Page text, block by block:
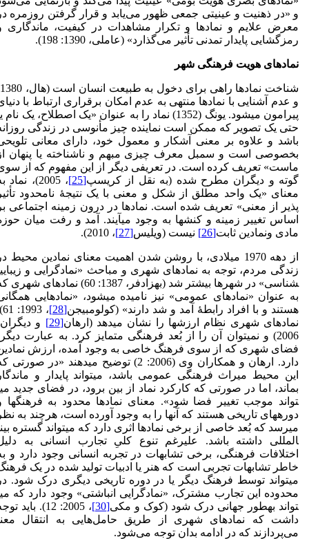
و «در ذهنیت و عینیتی جمعی ظهور می‌یابد و قرار گرفتن روزمره
معرض علایم و نمادها و تکرار مشاهدات در کیفیت، ماندگاری
رمزگشایی پایدار تمدنی تأثیر می‌گذارد» (عاملی، 1390: 198).
نمادهای هویت فرهنگی شهر
و عدم آشنایی با نمادها منتهی به عدم امکان برقراری ارتباط با
پیرامون می­شود. یونگ (1352) نماد را به عنوان «یک اصطلاح، یک نام
حتی یک تصویر که ممکن است نماینده چیز مأنوسی در زندگی
باشد و علاوه بر معنی آشکار و معمول خود، دارای معانی
بخصوصی است و سمبل معرف چیزی مبهم و ناشناخته یا پنهان
ماست» تعریف کرده است. در تعریفی دیگر از این مفهوم که از
گوته و دیگران مطرح شده (به نقل از کریسپ[25]
، 2005)، نماد
معنای «یک واحد مطلق از شکل و معنی با یک نتیجۀ نامحدود
پذیر از معنی» تعریف شده است. نمادها در درون زمینه اجتماعی
اساس تغییر زمینه و کنش­ها به وجود می­آیند. آمد و رفت میان
مادی ونمادین ثابت[26] نیست (ویلیس[27] ، 2010).
از دهه 1970 میلادی، با روشن شدن اهمیت معنای نمادین محیط
شناسی» در شهرها بیشتر شد (بهزادفر، 1387: 60) نمادهای
به عنوان «نمادهای عمومی» نیز نامیده می­شود، «نمادهایی
هستند و با افراد رابطۀ آمد و شد دارند» (کولومبیجن[28]
،
نمادهای شهری نظام ارزش‏ها را نشان می­دهد (ارهان[29]
و
2006) و نمی­توان آن را از بُعد فرهنگی متمایز کرد. به عبارت
فضای شهری که از سوی فرهنگ خاصی به وجود آمده، ارزش
دارد. ارهان و همکاران وی (2006: 2) توضیح می­دهند «در صورتی
این محیط میراث فرهنگی عمومی باشد، می­تواند پایدار و
بماند، اما در صورتی که کارکرد نماد از بین برود، در فضای جدید می­
تواند موجب تغییر فضا شود». معنای نمادها محدود به فرهنگ­ها
دوره­های تاریخی هستند که آنها را به وجود آورده است، هرچند به
می­رسد که بُعد خاصی از برخی نمادها اثری دارد که می­تواند گستره بین­
المللی داشته باشد. علی­رغم تنوع کلیِ تجارب انسانی به
اختلافات فرهنگی، برخی تشابهات در تجربه انسانی وجود دارد و
خاطر تشابهات تجربی است که هنر یا ادبیات تولید شده در یک
می­تواند توسط فرهنگ دیگر یا در دوره تاریخی دیگری درک شود.
محدوده این تجارب مشترک، «نمادگرایی انباشتی» وجود دارد که می­
تواند به­طور جهانی درک شود (کوک و مکی[30]
، 2005: 12). باید
داشت که نمادهای شهری از طریق حامل‌هایی به انتقال
می‌پردازند که در ادامه بدان توجه می‌شود.